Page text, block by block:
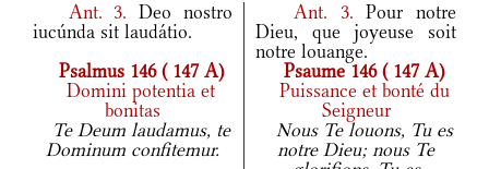
Ant. 3. Deo nostro
iucúnda sit laudátio.
Ant. 3. Pour notre
Dieu, que joyeuse soit
notre louange.
Psalmus 146 ( 147 A)
Psaume 146 ( 147 A)
Domini potentia et
bonitas
Puissance et bonté du
Seigneur
Te Deum laudamus, te
Dominum confitemur.
Nous Te louons, Tu es
notre Dieu; nous Te